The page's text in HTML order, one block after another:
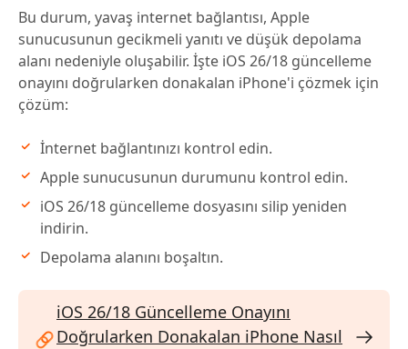
Bu durum, yavaş internet bağlantısı, Apple
sunucusunun gecikmeli yanıtı ve düşük depolama
alanı nedeniyle oluşabilir. İşte iOS 26/18 güncelleme
onayını doğrularken donakalan iPhone'i çözmek için
çözüm:
İnternet bağlantınızı kontrol edin.
Apple sunucusunun durumunu kontrol edin.
iOS 26/18 güncelleme dosyasını silip yeniden
indirin.
Depolama alanını boşaltın.
iOS 26/18 Güncelleme Onayını
Doğrularken Donakalan iPhone Nasıl